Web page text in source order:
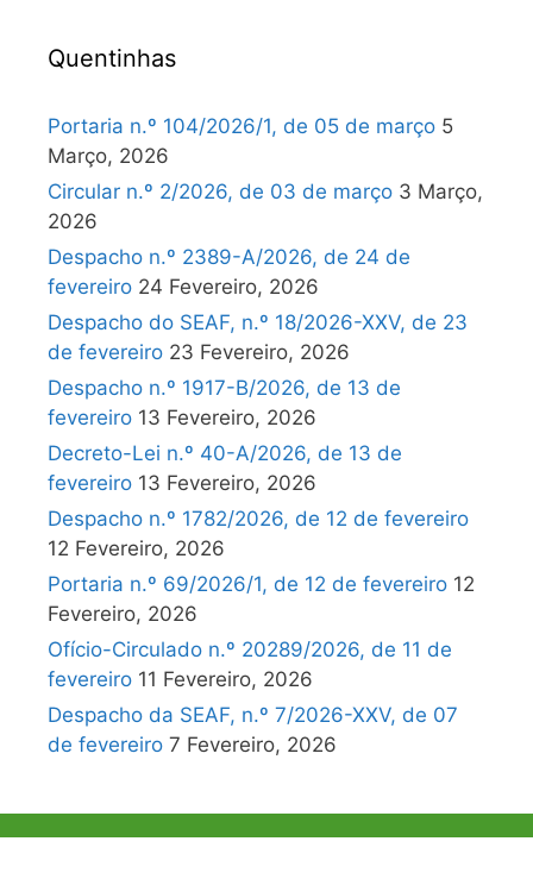
Quentinhas
Portaria n.º 104/2026/1, de 05 de março 5
Março, 2026
Circular n.º 2/2026, de 03 de março 3 Março,
2026
Despacho n.º 2389-A/2026, de 24 de
fevereiro 24 Fevereiro, 2026
Despacho do SEAF, n.º 18/2026-XXV, de 23
de fevereiro 23 Fevereiro, 2026
Despacho n.º 1917-B/2026, de 13 de
fevereiro 13 Fevereiro, 2026
Decreto-Lei n.º 40-A/2026, de 13 de
fevereiro 13 Fevereiro, 2026
Despacho n.º 1782/2026, de 12 de fevereiro
12 Fevereiro, 2026
Portaria n.º 69/2026/1, de 12 de fevereiro 12
Fevereiro, 2026
Ofício-Circulado n.º 20289/2026, de 11 de
fevereiro 11 Fevereiro, 2026
Despacho da SEAF, n.º 7/2026-XXV, de 07
de fevereiro 7 Fevereiro, 2026